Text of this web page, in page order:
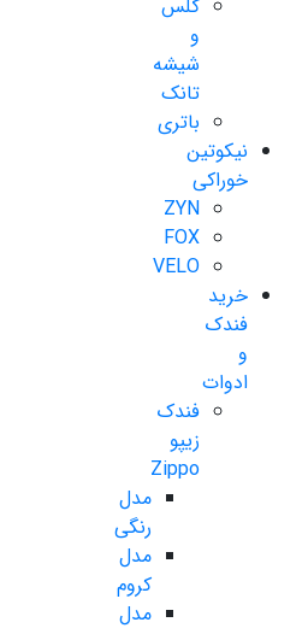
گلس
و
شیشه
تانک
باتری
نیکوتین
خوراکی
ZYN
FOX
VELO
خرید
فندک
و
ادوات
فندک
زیپو
Zippo
مدل
رنگی
مدل
کروم
مدل